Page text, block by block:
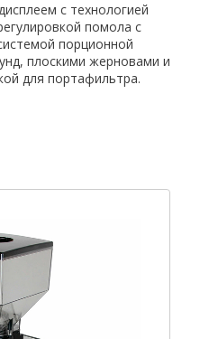
с технологией
помола с
порционной
плоскими жерновами и
для портафильтра.